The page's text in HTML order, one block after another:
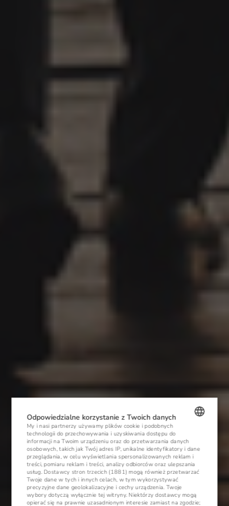
POLISH
ENGLISH
GERMAN
CZECH
Odpowiedzialne korzystanie z Twoich danych
My i nasi partnerzy używamy plików cookie i podobnych
technologii do przechowywania i uzyskiwania dostępu do
informacji na Twoim urządzeniu oraz do przetwarzania danych
osobowych, takich jak Twój adres IP, unikalne identyfikatory i dane
przeglądania, w celu wyświetlania spersonalizowanych reklam i
treści, pomiaru reklam i treści, analizy odbiorców oraz ulepszania
usług. Dostawcy stron trzecich (1881) mogą również przetwarzać
Twoje dane w tych i innych celach, w tym wykorzystywać
precyzyjne dane geolokalizacyjne i cechy urządzenia. Twoje
wybory dotyczą wyłącznie tej witryny. Niektórzy dostawcy mogą
opierać się na prawnie uzasadnionym interesie zamiast na zgodzie;